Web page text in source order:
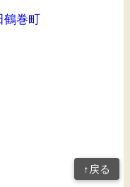
鶴巻町
↑戻る